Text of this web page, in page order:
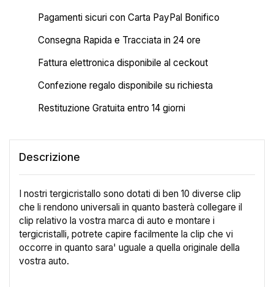
Pagamenti sicuri con Carta PayPal Bonifico
Consegna Rapida e Tracciata in 24 ore
Fattura elettronica disponibile al ceckout
Confezione regalo disponibile su richiesta
Restituzione Gratuita entro 14 giorni
Descrizione
I nostri tergicristallo sono dotati di ben 10 diverse clip
che li rendono universali in quanto basterà collegare il
clip relativo la vostra marca di auto e montare i
tergicristalli, potrete capire facilmente la clip che vi
occorre in quanto sara' uguale a quella originale della
vostra auto.